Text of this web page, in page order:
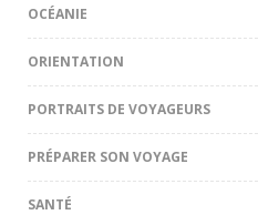
OCÉANIE
ORIENTATION
PORTRAITS DE VOYAGEURS
PRÉPARER SON VOYAGE
SANTÉ